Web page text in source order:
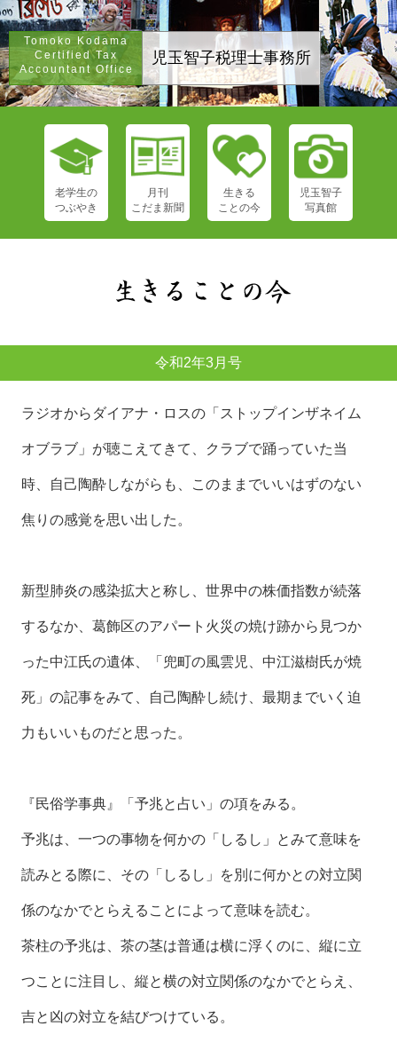
Tomoko Kodama
Certified Tax
Accountant Office
児玉智子税理士事務所
老学生の
つぶやき
月刊
こだま新聞
生きる
ことの今
児玉智子
写真館
令和2年3月号
ラジオからダイアナ・ロスの「ストップインザネイム
オブラブ」が聴こえてきて、クラブで踊っていた当
時、自己陶酔しながらも、このままでいいはずのない
焦りの感覚を思い出した。
新型肺炎の感染拡大と称し、世界中の株価指数が続落
するなか、葛飾区のアパート火災の焼け跡から見つか
った中江氏の遺体、「兜町の風雲児、中江滋樹氏が焼
死」の記事をみて、自己陶酔し続け、最期までいく迫
力もいいものだと思った。
『民俗学事典』「予兆と占い」の項をみる。
予兆は、一つの事物を何かの「しるし」とみて意味を
読みとる際に、その「しるし」を別に何かとの対立関
係のなかでとらえることによって意味を読む。
茶柱の予兆は、茶の茎は普通は横に浮くのに、縦に立
つことに注目し、縦と横の対立関係のなかでとらえ、
吉と凶の対立を結びつけている。